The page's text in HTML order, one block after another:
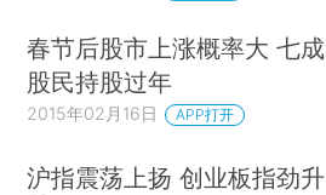
春节后股市上涨概率大 七成
股民持股过年
2015年02月16日 APP打开
沪指震荡上扬 创业板指劲升